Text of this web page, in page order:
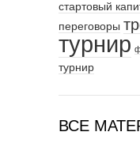
стартовый
переговоры
турнир
турнир
ВСЕ